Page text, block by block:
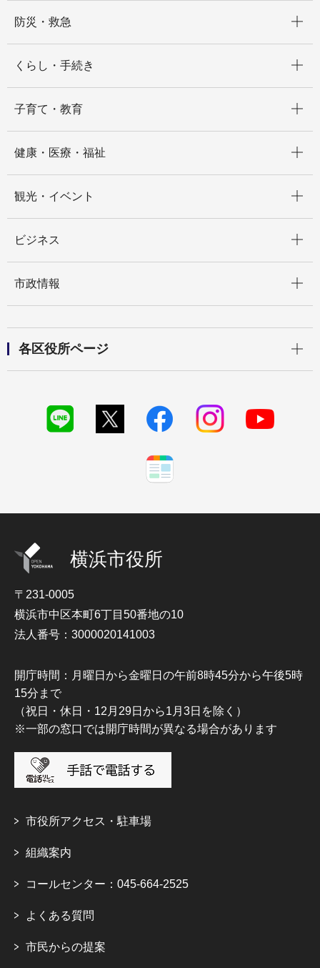
防災・救急
くらし・手続き
子育て・教育
健康・医療・福祉
観光・イベント
ビジネス
市政情報
各区役所ページ
横浜市役所
〒231-0005
横浜市中区本町6丁目50番地の10
法人番号：3000020141003
開庁時間：月曜日から金曜日の午前8時45分から午後5時
15分まで
（祝日・休日・12月29日から1月3日を除く）
※一部の窓口では開庁時間が異なる場合があります
市役所アクセス・駐車場
組織案内
コールセンター：045-664-2525
よくある質問
市民からの提案